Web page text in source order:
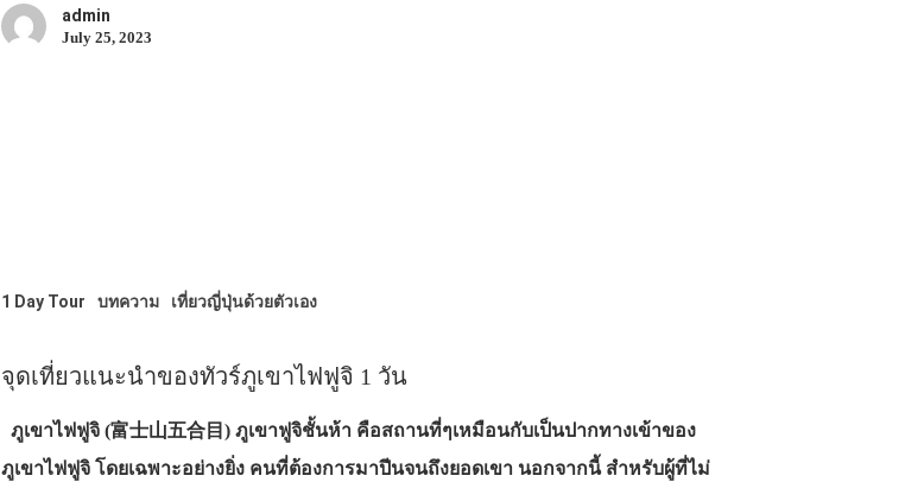
admin
July 25, 2023
1 Day Tour บทความ เที่ยวญี่ปุ่นด้วยตัวเอง
จุดเที่ยวแนะนำของทัวร์ภูเขาไฟฟูจิ 1 วัน
ภูเขาไฟฟูจิ (富士山五合目) ภูเขาฟูจิชั้นห้า คือสถานที่ๆเหมือนกับเป็นปากทางเข้าของ
ภูเขาไฟฟูจิ โดยเฉพาะอย่างยิ่ง คนที่ต้องการมาปีนจนถึงยอดเขา นอกจากนี้ สำหรับผู้ที่ไม่